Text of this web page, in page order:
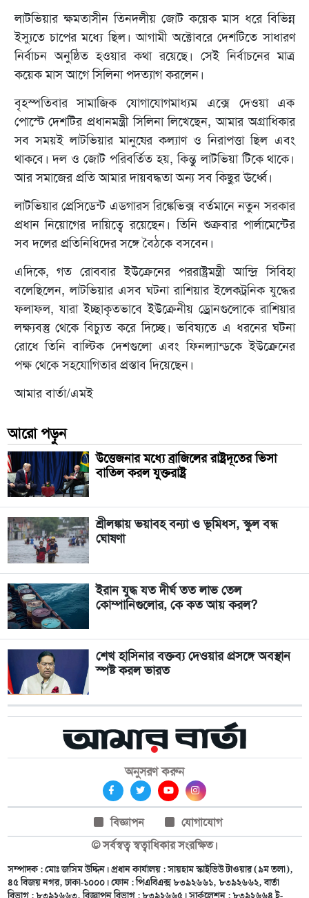
লাটভিয়ার ক্ষমতাসীন তিনদলীয় জোট কয়েক মাস ধরে বিভিন্ন
ইস্যুতে চাপের মধ্যে ছিল। আগামী অক্টোবরে দেশটিতে সাধারণ
নির্বাচন অনুষ্ঠিত হওয়ার কথা রয়েছে। সেই নির্বাচনের মাত্র
কয়েক মাস আগে সিলিনা পদত্যাগ করলেন।
বৃহস্পতিবার সামাজিক যোগাযোগমাধ্যম এক্সে দেওয়া এক
পোস্টে দেশটির প্রধানমন্ত্রী সিলিনা লিখেছেন, আমার অগ্রাধিকার
সব সময়ই লাটভিয়ার মানুষের কল্যাণ ও নিরাপত্তা ছিল এবং
থাকবে। দল ও জোট পরিবর্তিত হয়, কিন্তু লাটভিয়া টিকে থাকে।
আর সমাজের প্রতি আমার দায়বদ্ধতা অন্য সব কিছুর ঊর্ধ্বে।
লাটভিয়ার প্রেসিডেন্ট এডগারস রিঙ্কেভিক্স বর্তমানে নতুন সরকার
প্রধান নিয়োগের দায়িত্বে রয়েছেন। তিনি শুক্রবার পার্লামেন্টের
সব দলের প্রতিনিধিদের সঙ্গে বৈঠকে বসবেন।
এদিকে, গত রোববার ইউক্রেনের পররাষ্ট্রমন্ত্রী আন্দ্রি সিবিহা
বলেছিলেন, লাটভিয়ার এসব ঘটনা রাশিয়ার ইলেকট্রনিক যুদ্ধের
ফলাফল, যারা ইচ্ছাকৃতভাবে ইউক্রেনীয় ড্রোনগুলোকে রাশিয়ার
লক্ষ্যবস্তু থেকে বিচ্যুত করে দিচ্ছে। ভবিষ্যতে এ ধরনের ঘটনা
রোধে তিনি বাল্টিক দেশগুলো এবং ফিনল্যান্ডকে ইউক্রেনের
পক্ষ থেকে সহযোগিতার প্রস্তাব দিয়েছেন।
আমার বার্তা/এমই
আরো পড়ুন
উত্তেজনার মধ্যে ব্রাজিলের রাষ্ট্রদূতের ভিসা
বাতিল করল যুক্তরাষ্ট্র
শ্রীলঙ্কায় ভয়াবহ বন্যা ও ভূমিধস, স্কুল বন্ধ
ঘোষণা
ইরান যুদ্ধ যত দীর্ঘ তত লাভ তেল
কোম্পানিগুলোর, কে কত আয় করল?
শেখ হাসিনার বক্তব্য দেওয়ার প্রসঙ্গে অবস্থান
স্পষ্ট করল ভারত
অনুসরণ করুন
বিজ্ঞাপন
যোগাযোগ
© সর্বস্বত্ব স্বত্বাধিকার সংরক্ষিত।
সম্পাদক : মোঃ জসিম উদ্দিন। প্রধান কার্যালয় : সায়হাম স্কাইভিউ টাওয়ার (৯ম তলা),
৪৫ বিজয় নগর, ঢাকা-১০০০। ফোন : পিএবিএক্স ৮৩৯২৬৬১, ৮৩৯২৬৬২, বার্তা